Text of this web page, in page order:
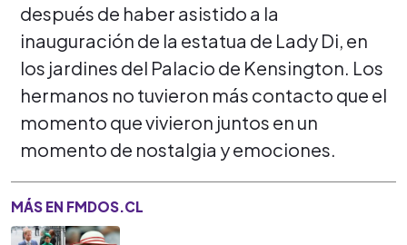
después de haber asistido a la
inauguración de la estatua de Lady Di, en
los jardines del Palacio de Kensington. Los
hermanos no tuvieron más contacto que el
momento que vivieron juntos en un
momento de nostalgia y emociones.
MÁS EN FMDOS.CL